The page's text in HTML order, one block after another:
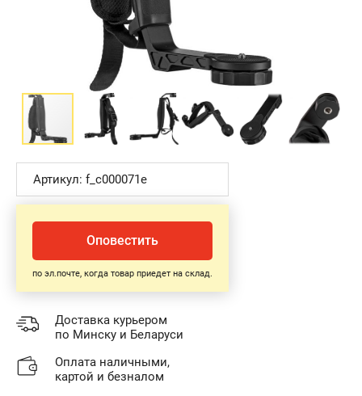
Артикул: f_c000071e
Оповестить
по эл.почте, когда товар приедет на склад.
Доставка курьером
по Минску и Беларуси
Оплата наличными,
картой и безналом